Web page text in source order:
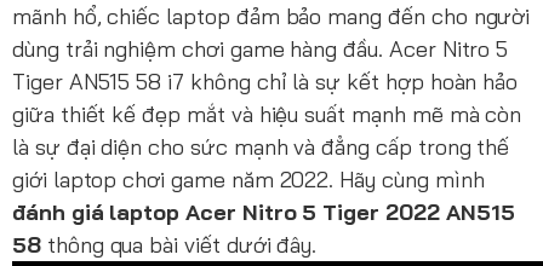
mãnh hổ, chiếc laptop đảm bảo mang đến cho người
dùng trải nghiệm chơi game hàng đầu. Acer Nitro 5
Tiger AN515 58 i7 không chỉ là sự kết hợp hoàn hảo
giữa thiết kế đẹp mắt và hiệu suất mạnh mẽ mà còn
là sự đại diện cho sức mạnh và đẳng cấp trong thế
giới laptop chơi game năm 2022. Hãy cùng mình
đánh giá laptop Acer Nitro 5 Tiger 2022 AN515
58 thông qua bài viết dưới đây.